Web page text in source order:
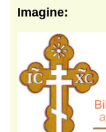
Imagine: